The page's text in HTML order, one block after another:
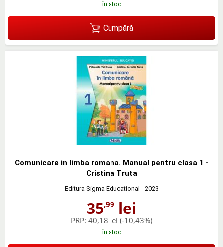
în stoc
Cumpără
Comunicare in limba romana. Manual pentru clasa 1 -
Cristina Truta
Editura Sigma Educational - 2023
35,99 lei
PRP: 40,18 lei (-10,43%)
în stoc